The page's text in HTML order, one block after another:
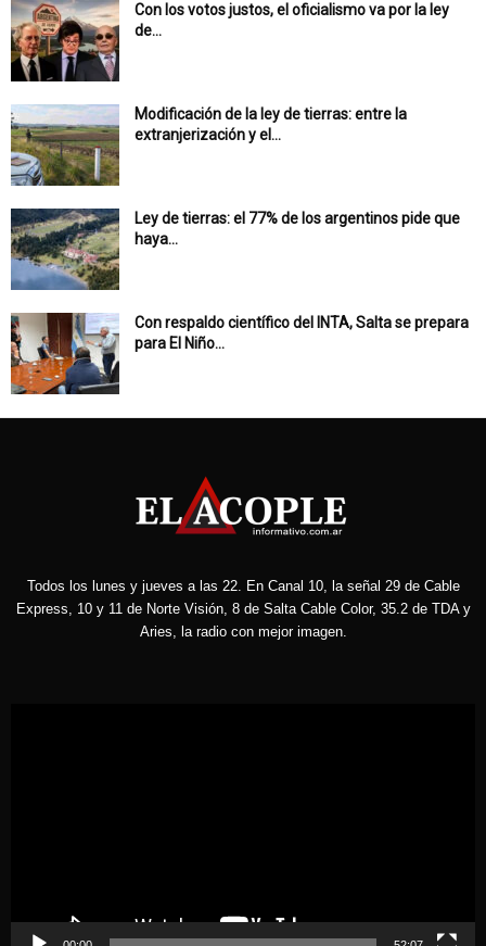
Con los votos justos, el oficialismo va por la ley
de...
Modificación de la ley de tierras: entre la
extranjerización y el...
Ley de tierras: el 77% de los argentinos pide que
haya...
Con respaldo científico del INTA, Salta se prepara
para El Niño...
Todos los lunes y jueves a las 22. En Canal 10, la señal 29 de Cable
Express, 10 y 11 de Norte Visión, 8 de Salta Cable Color, 35.2 de TDA y
Aries, la radio con mejor imagen.